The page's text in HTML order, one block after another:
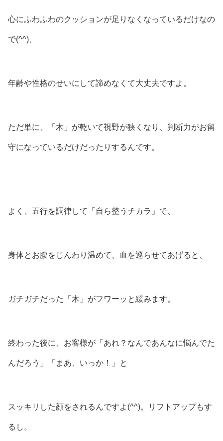
心にふわふわのクッションが足りなくなっているだけなの
で(⁠^⁠^⁠)、
年齢や性格のせいにして諦めなくて大丈夫ですよ。
ただ単に、「木」が乾いて視野が狭くなり、判断力がお留
守になっているだけだったりするんです。
よく、五行を調律して「自ら整うチカラ」で、
身体とお腹をじんわり温めて、血を巡らせてあげると、
ガチガチだった「木」がフワーッと緩みます。
終わった後に、お客様が「あれ？なんであんなに悩んでた
んだろう」「まあ、いっか！」と
スッキリした顔をされるんですよ(⁠^⁠^⁠)。リフトアップもす
るし。